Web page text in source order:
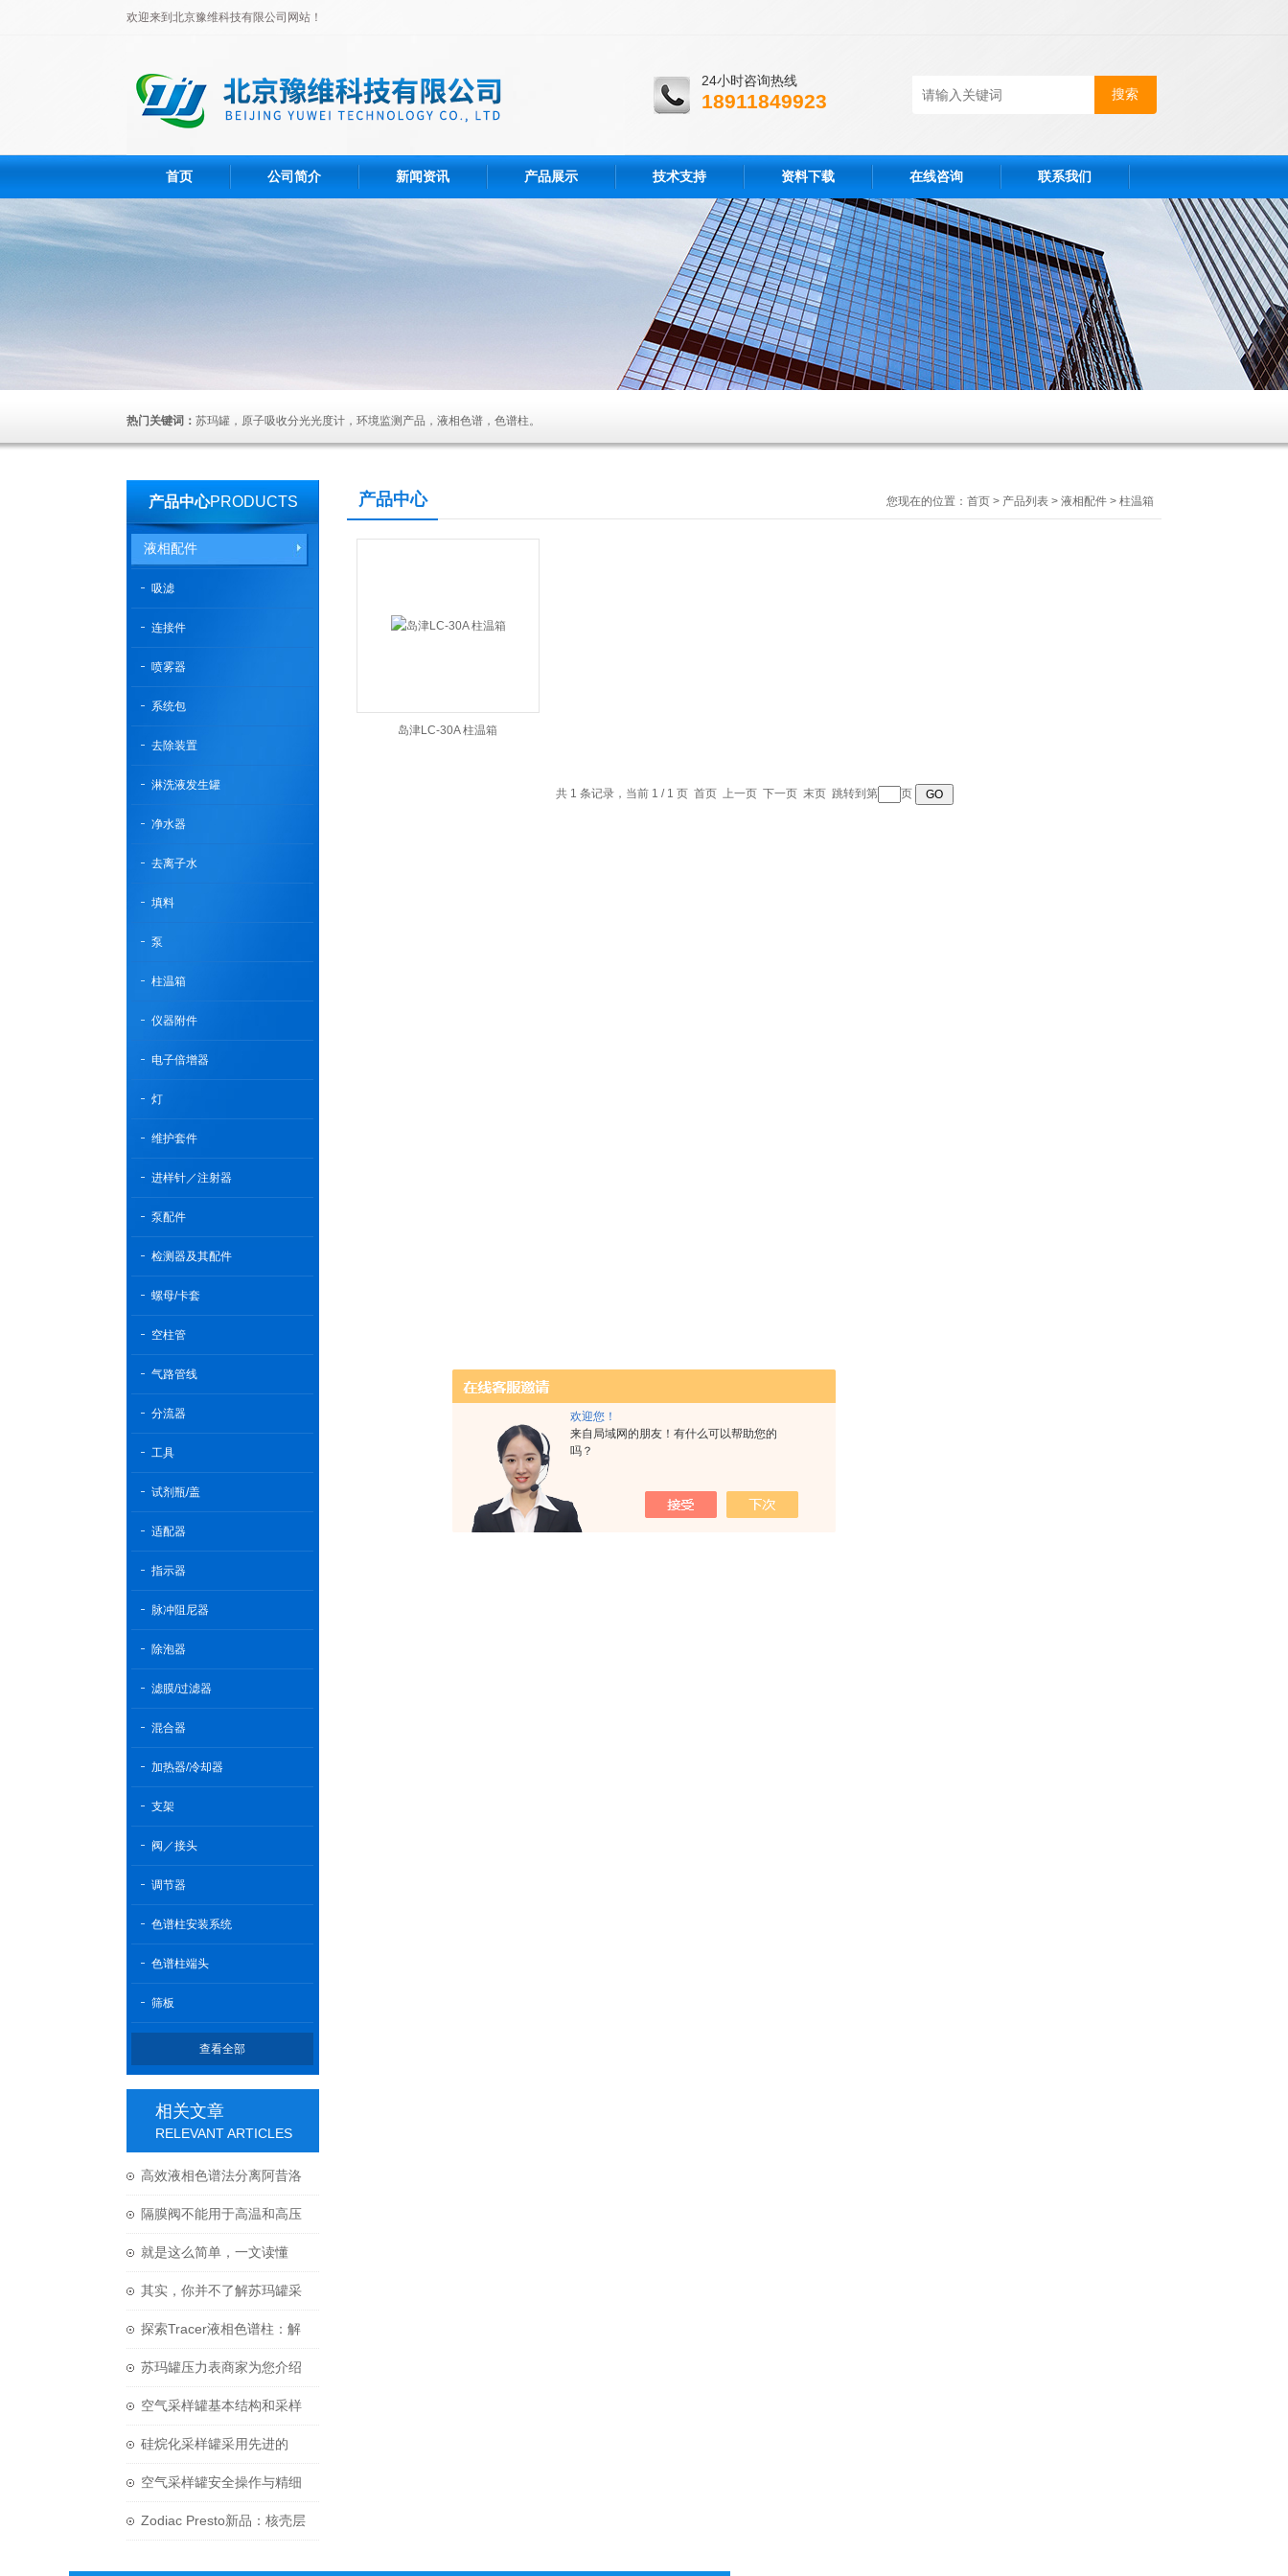
欢迎您！
来自局域网的朋友！有什么可以帮助您的
吗？
欢迎来到北京豫维科技有限公司网站！
24小时咨询热线
18911849923
首页 公司简介 新闻资讯 产品展示 技术支持 资料下载 在线咨询 联系我们
热门关键词： 苏玛罐，原子吸收分光光度计，环境监测产品，液相色谱，色谱柱。
产品中心PRODUCTS
液相配件
吸滤
连接件
喷雾器
系统包
去除装置
淋洗液发生罐
净水器
去离子水
填料
泵
柱温箱
仪器附件
电子倍增器
灯
维护套件
进样针／注射器
泵配件
检测器及其配件
螺母/卡套
空柱管
气路管线
分流器
工具
试剂瓶/盖
适配器
指示器
脉冲阻尼器
除泡器
滤膜/过滤器
混合器
加热器/冷却器
支架
阀／接头
调节器
色谱柱安装系统
色谱柱端头
筛板
查看全部
相关文章
RELEVANT ARTICLES
高效液相色谱法分离阿昔洛
韦和氢化混合物-Primesep
100
隔膜阀不能用于高温和高压
等工况
就是这么简单，一文读懂
SilcoCan 硅烷化苏玛罐
其实，你并不了解苏玛罐采
样定时器
探索Tracer液相色谱柱：解
析复杂混合物的利器
苏玛罐压力表商家为您介绍
压力表的那些知识
空气采样罐基本结构和采样
方法介绍
硅烷化采样罐采用先进的
Silonite技术处理
空气采样罐安全操作与精细
保养，延长使用寿命
Zodiac Presto新品：核壳层
产品中心 您现在的位置： 首页 > 产品列表 > 液相配件 > 柱温箱
岛津LC-30A 柱温箱
共 1 条记录，当前 1 / 1 页 首页 上一页 下一页 末页 跳转到第 页